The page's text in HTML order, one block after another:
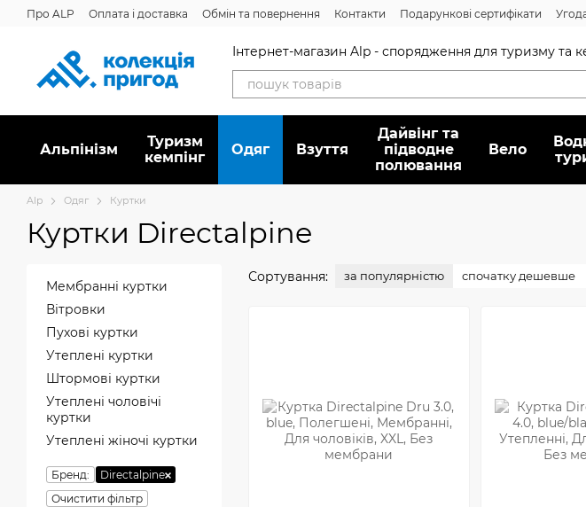
Перейти до основного контенту
Про ALP Оплата і доставка Обмін та повернення Контакти Подарункові сертифікати
Інтернет-магазин Alp - спорядження для туризму та
Альпінізм
Туризм
кемпінг
Oдяг Взуття
Дайвінг та
підводне
полювання
Вело
Alp Oдяг Куртки
Куртки Directalpine
Сортування: за популярністю спочатку дешевше
Мембранні куртки
Вітровки
Пухові куртки
Утеплені куртки
Штормові куртки
Утеплені чоловічі
куртки
Утеплені жіночі куртки
Бренд:
Directalpine
Очистити фільтр